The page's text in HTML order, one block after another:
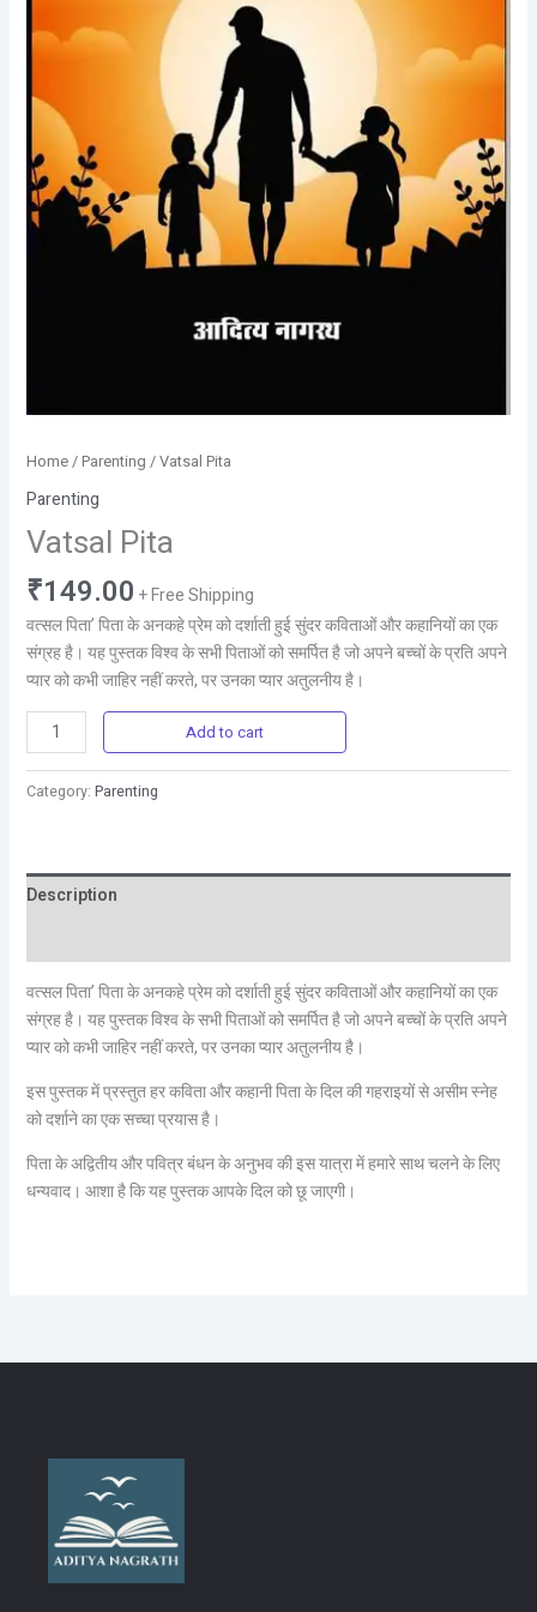
Home/Parenting / Vatsal Pita
Parenting
Vatsal Pita
₹149.00 + Free Shipping
वत्सल पिता’ पिता के अनकहे प्रेम को दर्शाती हुई सुंदर कविताओं और कहानियों का एक
संग्रह है। यह पुस्तक विश्व के सभी पिताओं को समर्पित है जो अपने बच्चों के प्रति अपने
प्यार को कभी जाहिर नहीं करते, पर उनका प्यार अतुलनीय है।
Add to cart
Category: Parenting
Description
वत्सल पिता’ पिता के अनकहे प्रेम को दर्शाती हुई सुंदर कविताओं और कहानियों का एक
संग्रह है। यह पुस्तक विश्व के सभी पिताओं को समर्पित है जो अपने बच्चों के प्रति अपने
प्यार को कभी जाहिर नहीं करते, पर उनका प्यार अतुलनीय है।
इस पुस्तक में प्रस्तुत हर कविता और कहानी पिता के दिल की गहराइयों से असीम स्नेह
को दर्शाने का एक सच्चा प्रयास है।
पिता के अद्वितीय और पवित्र बंधन के अनुभव की इस यात्रा में हमारे साथ चलने के लिए
धन्यवाद। आशा है कि यह पुस्तक आपके दिल को छू जाएगी।